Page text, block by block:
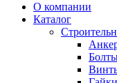
О компании
Каталог